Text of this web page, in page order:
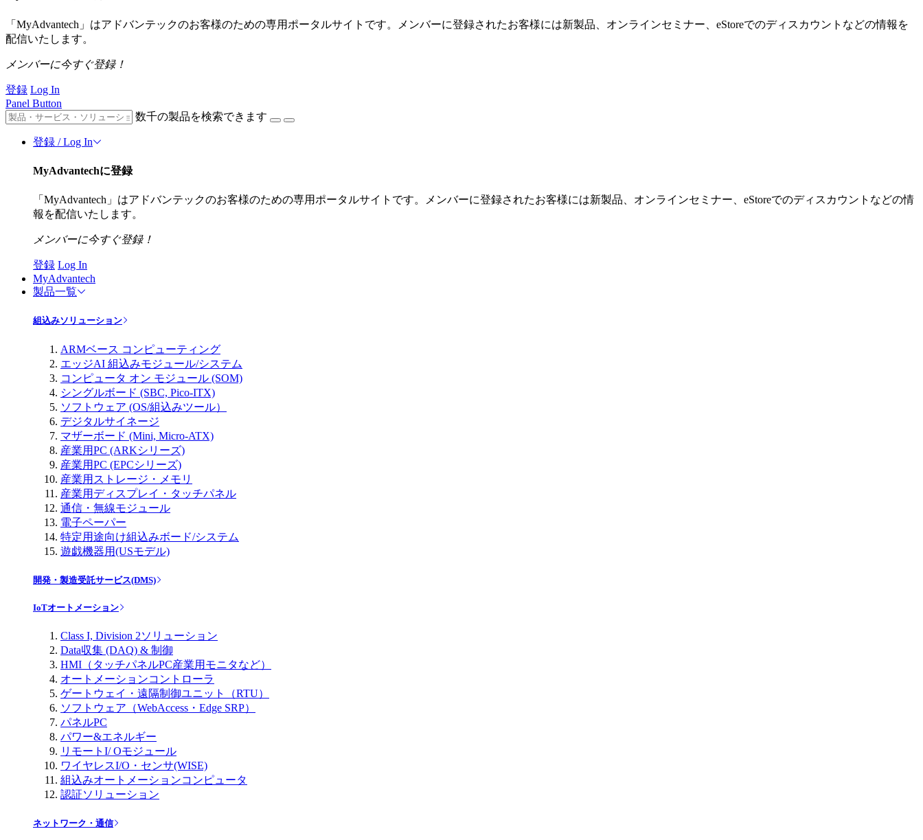
「MyAdvantech」はアドバンテックのお客様のための専用ポータルサイトです。メンバーに登録されたお客様には新製品、オンラインセミナー、eStoreでのディスカウントなどの情報を
配信いたします。
メンバーに今すぐ登録！
登録 Log In
Panel Button
数千の製品を検索できます
登録 / Log In
MyAdvantechに登録
「MyAdvantech」はアドバンテックのお客様のための専用ポータルサイトです。メンバーに登録されたお客様には新製品、オンラインセミナー、eStoreでのディスカウントなどの情
報を配信いたします。
メンバーに今すぐ登録！
登録 Log In
MyAdvantech
製品一覧
組込みソリューション
ARMベース コンピューティング
エッジAI 組込みモジュール/システム
コンピュータ オン モジュール (SOM)
シングルボード (SBC, Pico-ITX)
ソフトウェア (OS/組込みツール）
デジタルサイネージ
マザーボード (Mini, Micro-ATX)
産業用PC (ARKシリーズ)
産業用PC (EPCシリーズ)
産業用ストレージ・メモリ
産業用ディスプレイ・タッチパネル
通信・無線モジュール
電子ペーパー
特定用途向け組込みボード/システム
遊戯機器用(USモデル)
開発・製造受託サービス(DMS)
IoTオートメーション
Class I, Division 2ソリューション
Data収集 (DAQ) & 制御
HMI（タッチパネルPC産業用モニタなど）
オートメーションコントローラ
ゲートウェイ・遠隔制御ユニット（RTU）
ソフトウェア（WebAccess・Edge SRP）
パネルPC
パワー&エネルギー
リモートI/ Oモジュール
ワイヤレスI/O・センサ(WISE)
組込みオートメーションコンピュータ
認証ソリューション
ネットワーク・通信